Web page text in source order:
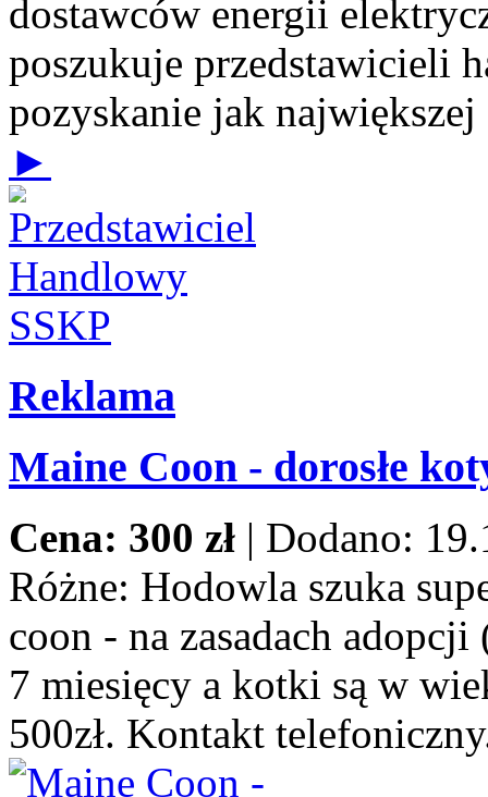
dostawców energii
poszukuje przedstawicieli
pozyskanie jak
►
Reklama
Maine Coon - dorosłe
Cena: 300 zł | Dodano:
Różne: Hodowla szuka
coon - na zasadach
7 miesięcy a kotki są w
500zł. Kontakt